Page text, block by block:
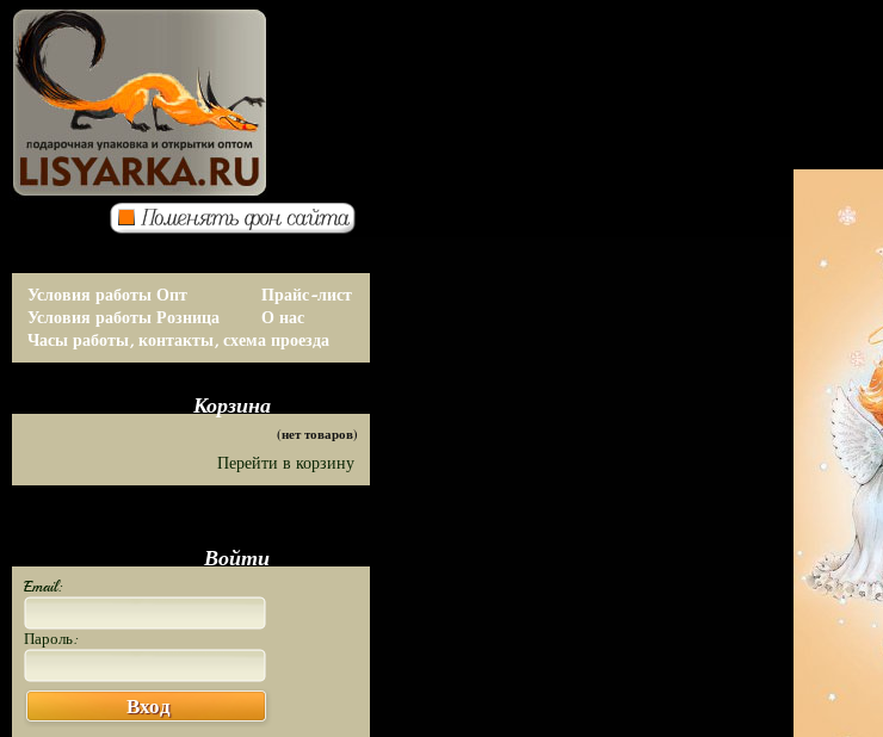
Условия работы Опт
Условия работы Розница
Прайс-лист
О нас
Часы работы, контакты, схема проезда
Корзина
(нет товаров)
Перейти в корзину
Войти
Email:
Пароль:
Вход